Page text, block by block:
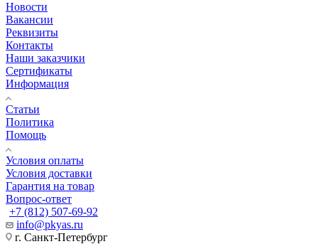
Новости
Вакансии
Реквизиты
Контакты
Наши заказчики
Сертификаты
Информация
Статьи
Политика
Помощь
Условия оплаты
Условия доставки
Гарантия на товар
Вопрос-ответ
+7 (812) 507-69-92
info@pkyas.ru
г. Санкт-Петербург